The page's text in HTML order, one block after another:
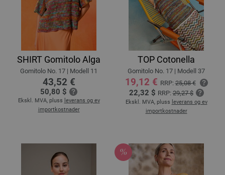
SHIRT Gomitolo Alga
Gomitolo No. 17 | Modell 11
43,52 €
50,80 $
Ekskl. MVA, pluss leverans og ev
importkostnader
TOP Cotonella
Gomitolo No. 17 | Modell 37
19,12 € RRP:25,08 €
22,32 $ RRP:29,27 $
Ekskl. MVA, pluss leverans og ev
importkostnader